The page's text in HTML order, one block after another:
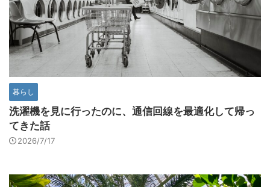
暮らし
洗濯機を見に行ったのに、通信回線を最適化して帰っ
てきた話
2026/7/17